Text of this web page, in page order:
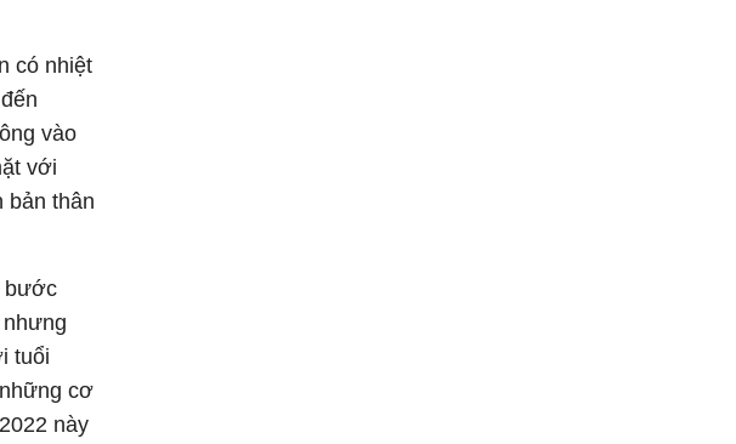
có nhiệt
vào
với
bản thân
bước
tuổi
cơ
này